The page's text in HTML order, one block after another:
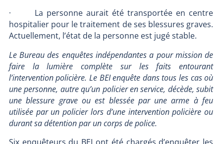
· La personne aurait été transportée en centre
hospitalier pour le traitement de ses blessures graves.
Actuellement, l’état de la personne est jugé stable.
Le Bureau des enquêtes indépendantes a pour mission de
faire la lumière complète sur les faits entourant
l’intervention policière. Le BEI enquête dans tous les cas où
une personne, autre qu’un policier en service, décède, subit
une blessure grave ou est blessée par une arme à feu
utilisée par un policier lors d’une intervention policière ou
durant sa détention par un corps de police.